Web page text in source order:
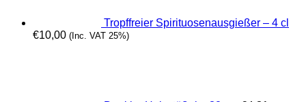
Tropffreier Spirituosenausgießer – 4 cl
€10,00 (Inc. VAT 25%)